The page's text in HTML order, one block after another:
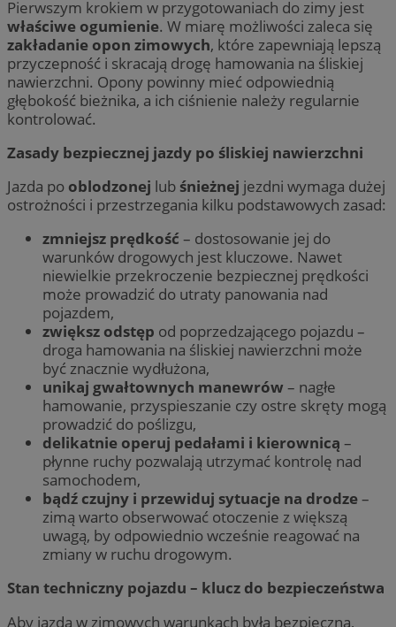
Pierwszym krokiem w przygotowaniach do zimy jest
właściwe ogumienie. W miarę możliwości zaleca się
zakładanie opon zimowych, które zapewniają lepszą
przyczepność i skracają drogę hamowania na śliskiej
nawierzchni. Opony powinny mieć odpowiednią
głębokość bieżnika, a ich ciśnienie należy regularnie
kontrolować.
Zasady bezpiecznej jazdy po śliskiej nawierzchni
Jazda po oblodzonej lub śnieżnej jezdni wymaga dużej
ostrożności i przestrzegania kilku podstawowych zasad:
zmniejsz prędkość – dostosowanie jej do
warunków drogowych jest kluczowe. Nawet
niewielkie przekroczenie bezpiecznej prędkości
może prowadzić do utraty panowania nad
pojazdem,
zwiększ odstęp od poprzedzającego pojazdu –
droga hamowania na śliskiej nawierzchni może
być znacznie wydłużona,
unikaj gwałtownych manewrów – nagłe
hamowanie, przyspieszanie czy ostre skręty mogą
prowadzić do poślizgu,
delikatnie operuj pedałami i kierownicą –
płynne ruchy pozwalają utrzymać kontrolę nad
samochodem,
bądź czujny i przewiduj sytuacje na drodze–
zimą warto obserwować otoczenie z większą
uwagą, by odpowiednio wcześnie reagować na
zmiany w ruchu drogowym.
Stan techniczny pojazdu – klucz do bezpieczeństwa
Aby jazda w zimowych warunkach była bezpieczna,